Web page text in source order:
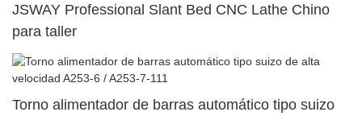
JSWAY Professional Slant Bed CNC Lathe Chino
para taller
Torno alimentador de barras automático tipo suizo